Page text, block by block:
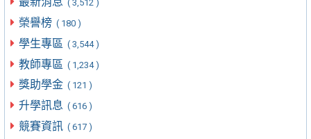
( 3,512 )
榮譽榜 ( 180 )
學生專區 ( 3,544 )
教師專區 ( 1,234 )
獎助學金 ( 121 )
升學訊息 ( 616 )
競賽資訊 ( 617 )